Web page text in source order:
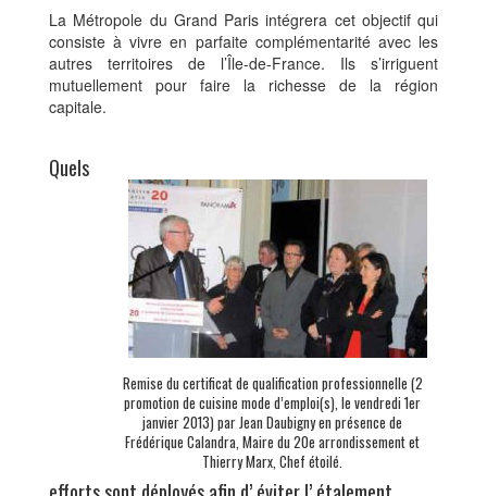
La Métropole du Grand Paris intégrera cet objectif qui
consiste à vivre en parfaite complémentarité avec les
autres territoires de l’Île-de-France. Ils s’irriguent
mutuellement pour faire la richesse de la région
capitale.
Remise du certificat de qualification professionnelle (2
promotion de cuisine mode d’emploi(s), le vendredi 1er
janvier 2013) par Jean Daubigny en présence de
Frédérique Calandra, Maire du 20e arrondissement et
Thierry Marx, Chef étoilé.
Quels